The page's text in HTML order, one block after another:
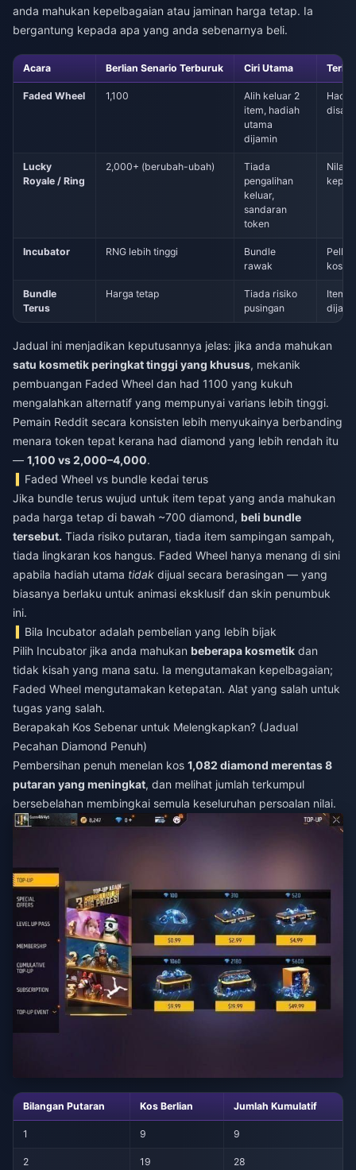
anda mahukan kepelbagaian atau jaminan harga tetap. Ia
bergantung kepada apa yang anda sebenarnya beli.
Acara Berlian Senario Terburuk Ciri Utama
Faded Wheel 1,100
Alih keluar 2
item, hadiah
utama
dijamin
Lucky
Royale / Ring
2,000+ (berubah-ubah)
Tiada
pengalihan
keluar,
sandaran
token
Nilai
Incubator RNG lebih tinggi
Bundle
rawak
Bundle
Terus
Harga tetap
Tiada risiko
pusingan
Item
Jadual ini menjadikan keputusannya jelas: jika anda mahukan
satu kosmetik peringkat tinggi yang khusus, mekanik
pembuangan Faded Wheel dan had 1100 yang kukuh
mengalahkan alternatif yang mempunyai varians lebih tinggi.
Pemain Reddit secara konsisten lebih menyukainya berbanding
menara token tepat kerana had diamond yang lebih rendah itu
— 1,100 vs 2,000–4,000.
Faded Wheel vs bundle kedai terus
Jika bundle terus wujud untuk item tepat yang anda mahukan
pada harga tetap di bawah ~700 diamond, beli bundle
tersebut. Tiada risiko putaran, tiada item sampingan sampah,
tiada lingkaran kos hangus. Faded Wheel hanya menang di sini
apabila hadiah utama tidak dijual secara berasingan — yang
biasanya berlaku untuk animasi eksklusif dan skin penumbuk
ini.
Bila Incubator adalah pembelian yang lebih bijak
Pilih Incubator jika anda mahukan beberapa kosmetik dan
tidak kisah yang mana satu. Ia mengutamakan kepelbagaian;
Faded Wheel mengutamakan ketepatan. Alat yang salah untuk
tugas yang salah.
Berapakah Kos Sebenar untuk Melengkapkan? (Jadual
Pecahan Diamond Penuh)
Pembersihan penuh menelan kos 1,082 diamond merentas 8
putaran yang meningkat, dan melihat jumlah terkumpul
bersebelahan membingkai semula keseluruhan persoalan nilai.
Bilangan Putaran Kos Berlian Jumlah Kumulatif
1 9 9
2 19 28